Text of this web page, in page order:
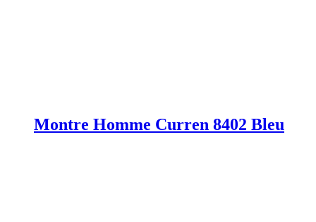
Montre Homme Curren 8402 Bleu